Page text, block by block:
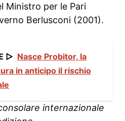
Ministro per le Pari
Berlusconi (2001).
▷ Nasce Probitor, la
in anticipo il rischio
internazionale